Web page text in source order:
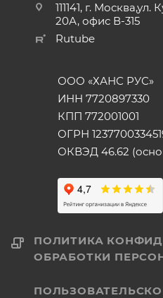
111141, г. Москва,ул.
20А, офис В-315
Rutube
ООО «ХАНС РУС»
ИНН 7720897330
КПП 772001001
ОГРН
ОКВЭД 46.62
ПОЛИТИКА
ОБРАБОТКИ